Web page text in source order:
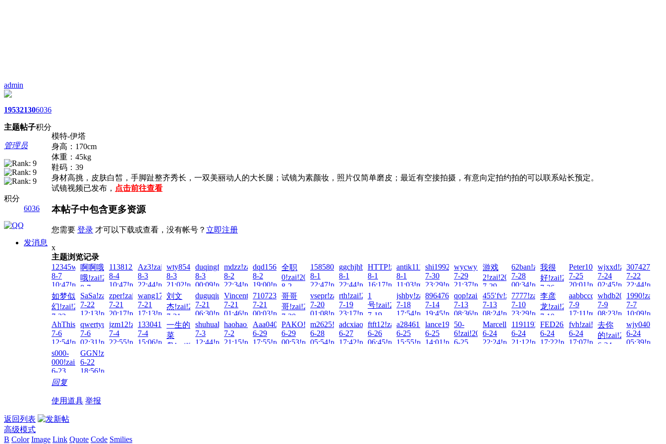
admin
1953
主题
2130
帖子
6036
积分
管理员
积分
6036
发消息
模特-伊塔
身高：170cm
体重：45kg
鞋码：39
身材高挑，皮肤白皙，手脚趾整齐秀长，一双美丽动人的大长腿；试镜为素颜妆，照片仅简单磨皮；最近有空接拍摄，有意向定拍约拍的可以联系站长预定。
试镜视频已发布， 点击前往查看
本帖子中包含更多资源
您需要 登录 才可以下载或查看，没有帐号？ 立即注册
x
主题浏览记录
12345wto!zai!2026-
8-7
10:47!read!
啊啊哦
哦!zai!2026-
8-7
04:53!read!
1138123980!zai!2026-
8-4
10:47!read!
Az3!zai!2026-
8-3
22:44!read!
wty854414!zai!2026-
8-3
21:02!read!
duqingfeiwu10!zai!2026-
8-3
00:09!read!
mdzz!zai!2026-
8-2
22:34!read!
dqd15627860451!zai!2026-
8-2
19:00!read!
全职
0!zai!2026-
8-2
08:42!read!
15858068798!zai!2026-
8-1
22:47!read!
ggchjhbv!zai!2026-
8-1
22:44!read!
HTTP!zai!2026-
8-1
16:17!read!
antik1111!zai!2026-
8-1
11:03!read!
shi19921228!zai!2026-
7-30
23:29!read!
wycwy!zai!2026-
7-29
21:37!read!
游戏
2!zai!2026-
7-29
06:54!read!
62ban!zai!2026-
7-28
00:34!read!
我很
好!zai!2026-
7-26
23:42!read!
Peter100713!zai!2026-
7-25
20:01!read!
wjxxd!zai!2026-
7-24
02:45!read!
7-22
22:44!read!
如梦似
幻!zai!2026-
7-22
15:02!read!
SaSa!zai!2026-
7-22
12:13!read!
zper!zai!2026-
7-21
20:17!read!
wang172@!zai!2026-
7-21
17:13!read!
刘文
杰!zai!2026-
7-21
15:03!read!
duguqiuse1!zai!2026-
7-21
06:30!read!
Vincent1232!zai!2026-
7-21
01:46!read!
71072325!zai!2026-
7-21
00:03!read!
哥哥
哥!zai!2026-
7-20
23:47!read!
vsepr!zai!2026-
7-20
01:08!read!
rth!zai!2026-
7-19
23:17!read!
1
号!zai!2026-
7-19
13:02!read!
jshby!zai!2026-
7-18
17:54!read!
896476764@qq.co!zai!2026-
7-14
19:45!read!
qop!zai!2026-
7-13
08:36!read!
455′fv!zai!2026-
7-13
08:24!read!
7777!zai!2026-
7-10
23:29!read!
李彦
龙!zai!2026-
7-10
00:05!read!
aabbccdd!zai!2026-
7-9
17:11!read!
whdb2000!zai!2026-
7-9
08:23!read!
7-7
10:09!read!
AhThis!zai!2026-
7-6
12:54!read!
qwertyuioppoiuy!zai!2026-
7-6
02:31!read!
jzm12!zai!2026-
7-4
22:55!read!
133041497007!zai!2026-
7-4
15:06!read!
一生的
菜
鸟!zai!2026-
shuhualin!zai!2026-
7-3
12:44!read!
haohao1998!zai!2026-
7-2
21:15!read!
Aaa040518!zai!2026-
6-29
17:55!read!
PAKO!zai!2026-
6-29
00:53!read!
m2625!zai!2026-
6-28
05:54!read!
adcxiaomeng!zai!2026-
6-27
17:42!read!
ftft12!zai!2026-
6-26
06:45!read!
a28461533!zai!2026-
6-25
15:55!read!
lance1996!zai!2026-
6-25
14:01!read!
50-
6!zai!2026-
6-25
Marcellis!zai!2026-
6-24
22:24!read!
1191193576!zai!2026-
6-24
21:12!read!
FED2634!zai!2026-
6-24
17:22!read!
fvh!zai!2026-
6-24
17:07!read!
去你
的!zai!2026-
6-24
6-24
05:39!read!
s000-
000!zai!2026-
6-23
05:16!read!
GGN!zai!2026-
6-22
18:56!read!
回复
使用道具 举报
返回列表
高级模式
B Color Image Link Quote Code Smilies